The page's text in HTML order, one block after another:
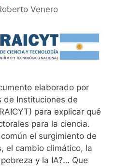
Venero
elaborado por
de Instituciones de
para explicar qué
para la ciencia.
el surgimiento de
el cambio climático, la
y la IA?… Que